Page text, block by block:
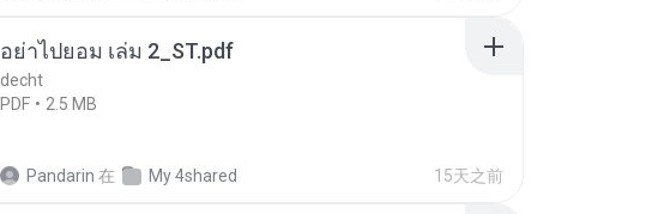
อย่าไปยอม เล่ม 2_ST.pdf
decht
PDF
2.5 MB
Pandarin 在 My 4shared 15天之前